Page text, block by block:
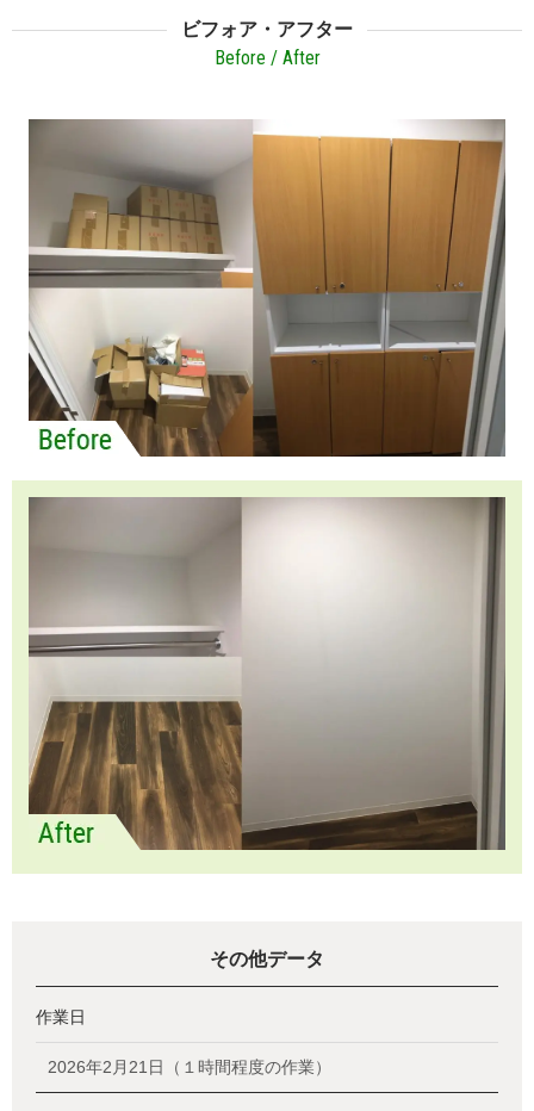
ビフォア・アフター
Before / After
その他データ
作業日
2026年2月21日（１時間程度の作業）